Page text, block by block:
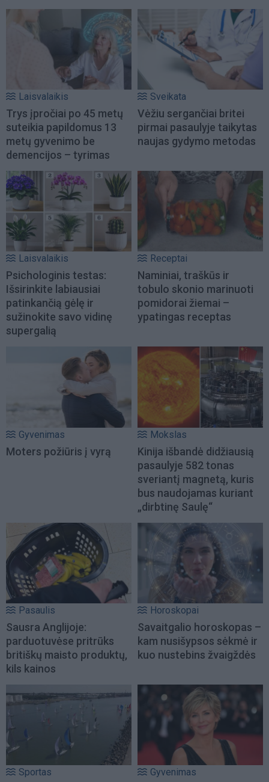
Laisvalaikis
Trys įpročiai po 45 metų
suteikia papildomus 13
metų gyvenimo be
demencijos – tyrimas
Sveikata
Vėžiu sergančiai britei
pirmai pasaulyje taikytas
naujas gydymo metodas
Laisvalaikis
Psichologinis testas:
Išsirinkite labiausiai
patinkančią gėlę ir
sužinokite savo vidinę
supergalią
Receptai
Naminiai, traškūs ir
tobulo skonio marinuoti
pomidorai žiemai –
ypatingas receptas
Gyvenimas
Moters požiūris į vyrą
Mokslas
Kinija išbandė didžiausią
pasaulyje 582 tonas
sveriantį magnetą, kuris
bus naudojamas kuriant
„dirbtinę Saulę“
Pasaulis
Sausra Anglijoje:
parduotuvėse pritrūks
britiškų maisto produktų,
kils kainos
Horoskopai
Savaitgalio horoskopas –
kam nusišypsos sėkmė ir
kuo nustebins žvaigždės
Sportas Gyvenimas